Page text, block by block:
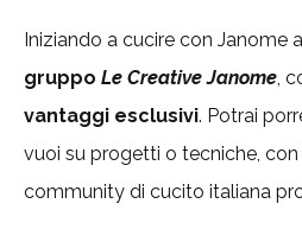
Iniziando a cucire con Janome
gruppo Le Creative Janome,
vantaggi esclusivi. Potrai
vuoi su progetti o tecniche,
community di cucito italiana